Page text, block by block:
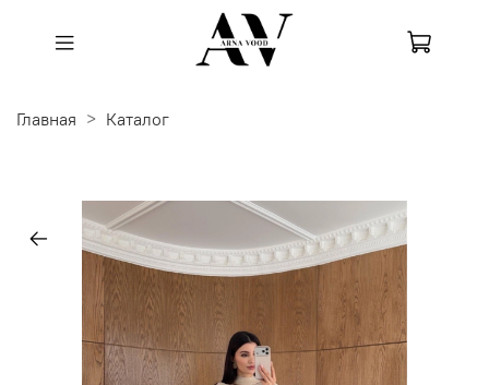
Главная Каталог